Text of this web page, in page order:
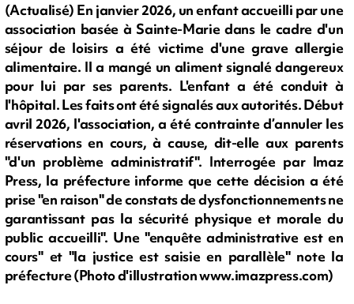
(Actualisé) En janvier 2026, un enfant accueilli par une
association basée à Sainte-Marie dans le cadre d'un
séjour de loisirs a été victime d'une grave allergie
alimentaire. Il a mangé un aliment signalé dangereux
pour lui par ses parents. L'enfant a été conduit à
l'hôpital. Les faits ont été signalés aux autorités. Début
avril 2026, l'association, a été contrainte d’annuler les
réservations en cours, à cause, dit-elle aux parents
"d'un problème administratif". Interrogée par Imaz
Press, la préfecture informe que cette décision a été
prise "en raison" de constats de dysfonctionnements ne
garantissant pas la sécurité physique et morale du
public accueilli". Une "enquête administrative est en
cours" et "la justice est saisie en parallèle" note la
préfecture (Photo d'illustration www.imazpress.com)